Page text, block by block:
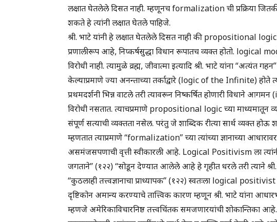
लक्षात घेतलेले दिसत नाही. म्हणूनच formalization ची प्रक्रिया
शकते हे त्यांनी लक्षात घेतले पाहिजे.
श्री. भाटे यांनी हे लक्षात घेतलेले दिसत नाही की propositional
प्रणालीरूप आहे, निप्कर्षसुद्धा विधान रूपातच व्यक्त होतो.
विरोधी नाही. त्यामुळे व्रह्म, जीवात्मा इत्यादि श्री. भाटे यांना “अत्यंत
केल्याप्रमाणे ज्या अनन्ताच्या तर्काद्वारे (logic of the Infinite) होते
प्रथमदर्शनी भिन्न वाटले तरी त्यावरून निष्कर्षित होणारी विधाने
विरोधी नसतात. त्याचप्रमाणे propositional logic च्या माध्यमातून
संपूर्ण सत्याची व्यक्तता नसेल. परंतु जे शाब्दिक रीत्या सार्थ व्यक्त
म्हणतात त्याप्रमाणे “formalization” च्या त्यांच्या ज्ञानाच्या आधारावर
असमंजसपणाची वृत्ती स्वीकारली आहे. Logical Positivism ला
जगताने” (१२२) “सोडून देण्यात आलेले आहे हे गृहीत धरले तरी त्याने
“कुठलाही तत्त्वज्ञानाचा प्राध्यापक” (१२२) स्वतःला logical
दृष्टिकोन अमान्य करण्याचे तात्त्विक कारण म्हणून श्री. भाटे यांना
म्हणजे अमेरिकाविचारनिष्ठ तत्त्वचिंतक समजणारयांची शोकान्तिका आहे.